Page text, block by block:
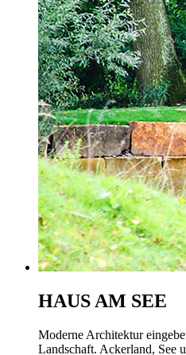
HAUS AM SEE
Moderne Architektur
Landschaft. Ackerland, See